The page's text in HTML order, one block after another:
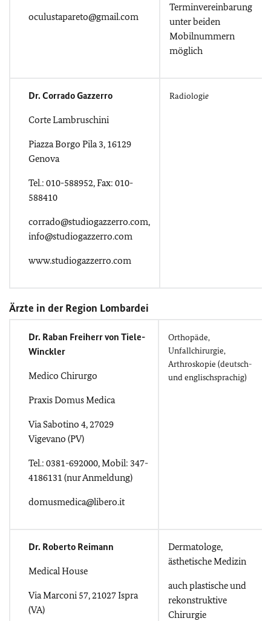
oculustapareto@gmail.com
Terminvereinbarung
unter beiden
Mobilnummern
möglich
Dr. Corrado Gazzerro
Corte Lambruschini
Piazza Borgo Pila 3, 16129
Genova
Tel.: 010-588952, Fax: 010-
588410
corrado@studiogazzerro.com,
info@studiogazzerro.com
www.studiogazzerro.com
Radiologie
Ärzte in der Region Lombardei
Dr. Raban Freiherr von Tiele-
Winckler
Medico Chirurgo
Praxis Domus Medica
Via Sabotino 4, 27029
Vigevano (PV)
Tel.: 0381-692000, Mobil: 347-
4186131 (nur Anmeldung)
domusmedica@libero.it
Orthopäde,
Unfallchirurgie,
Arthroskopie (deutsch-
und englischsprachig)
Dr. Roberto Reimann
Medical House
Via Marconi 57, 21027 Ispra
(VA)
Dermatologe,
ästhetische Medizin
auch plastische und
rekonstruktive
Chirurgie